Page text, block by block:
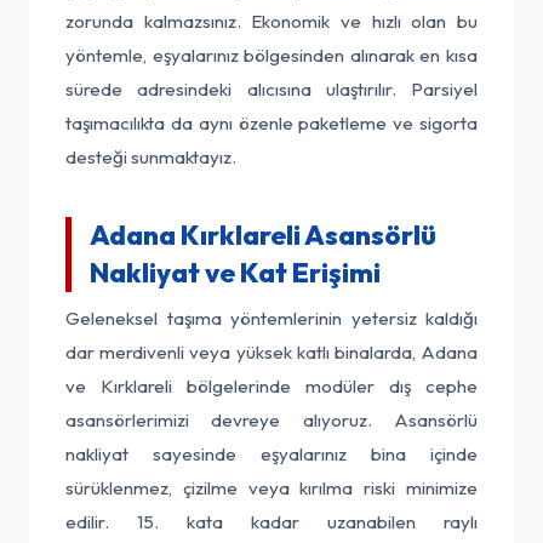
zorunda kalmazsınız. Ekonomik ve hızlı olan bu
yöntemle, eşyalarınız bölgesinden alınarak en kısa
sürede adresindeki alıcısına ulaştırılır. Parsiyel
taşımacılıkta da aynı özenle paketleme ve sigorta
desteği sunmaktayız.
Adana Kırklareli Asansörlü
Nakliyat ve Kat Erişimi
Geleneksel taşıma yöntemlerinin yetersiz kaldığı
dar merdivenli veya yüksek katlı binalarda, Adana
ve Kırklareli bölgelerinde modüler dış cephe
asansörlerimizi devreye alıyoruz. Asansörlü
nakliyat sayesinde eşyalarınız bina içinde
sürüklenmez, çizilme veya kırılma riski minimize
edilir. 15. kata kadar uzanabilen raylı